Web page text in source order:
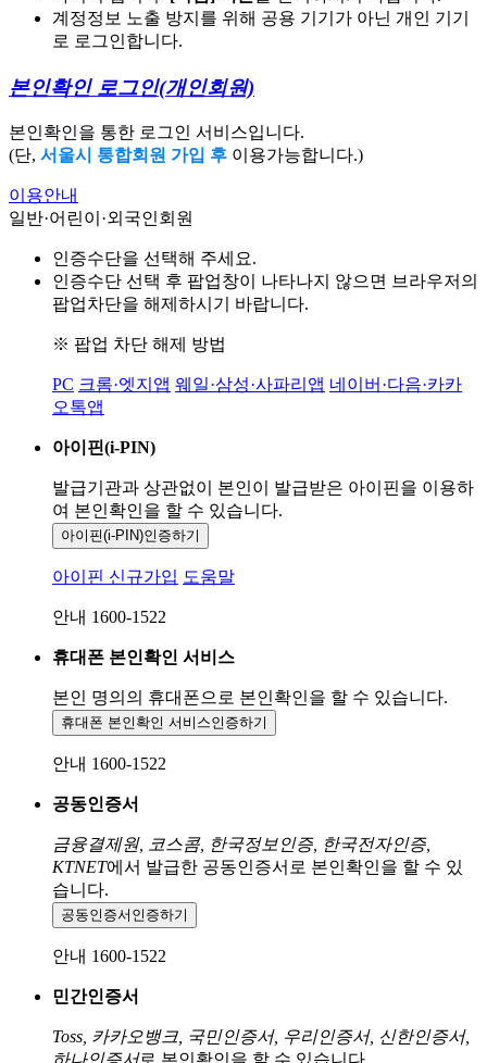
계정정보 노출 방지를 위해 공용 기기가 아닌 개인 기기
로 로그인합니다.
본인확인 로그인(개인회원)
본인확인을 통한 로그인 서비스입니다.
(단, 서울시 통합회원 가입 후 이용가능합니다.)
이용안내
일반·어린이·외국인회원
인증수단을 선택해 주세요.
인증수단 선택 후 팝업창이 나타나지 않으면 브라우저의
팝업차단을 해제하시기 바랍니다.
※ 팝업 차단 해제 방법
PC 크롬·엣지앱 웨일·삼성·사파리앱 네이버·다음·카카
오톡앱
아이핀(i-PIN)
발급기관과 상관없이 본인이 발급받은 아이핀을 이용하
여 본인확인을 할 수 있습니다.
아이핀(i-PIN)인증하기
아이핀 신규가입 도움말
안내 1600-1522
휴대폰 본인확인 서비스
본인 명의의 휴대폰으로 본인확인을 할 수 있습니다.
휴대폰 본인확인 서비스인증하기
안내 1600-1522
공동인증서
금융결제원, 코스콤, 한국정보인증, 한국전자인증,
KTNET에서 발급한 공동인증서로 본인확인을 할 수 있
습니다.
공동인증서 인증하기
안내 1600-1522
민간인증서
Toss, 카카오뱅크, 국민인증서, 우리인증서, 신한인증서,